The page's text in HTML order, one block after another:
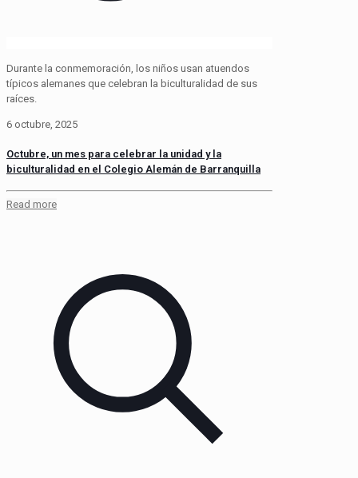
Durante la conmemoración, los niños usan atuendos
típicos alemanes que celebran la biculturalidad de sus
raíces.
6 octubre, 2025
Octubre, un mes para celebrar la unidad y la
biculturalidad en el Colegio Alemán de Barranquilla
Read more